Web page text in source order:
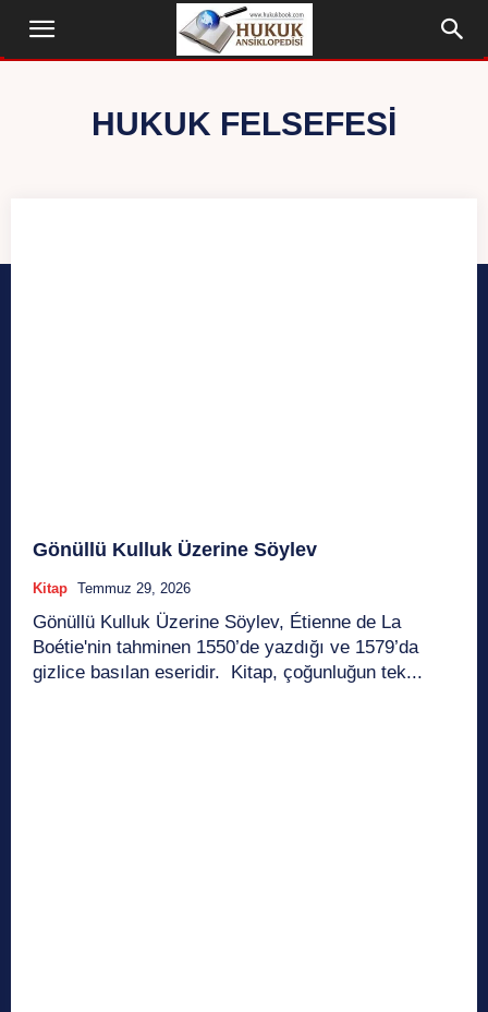
HUKUK FELSEFESI
Gönüllü Kulluk Üzerine Söylev
Kitap Temmuz 29, 2026
Gönüllü Kulluk Üzerine Söylev, Étienne de La
Boétie'nin tahminen 1550’de yazdığı ve 1579’da
gizlice basılan eseridir. Kitap, çoğunluğun tek...